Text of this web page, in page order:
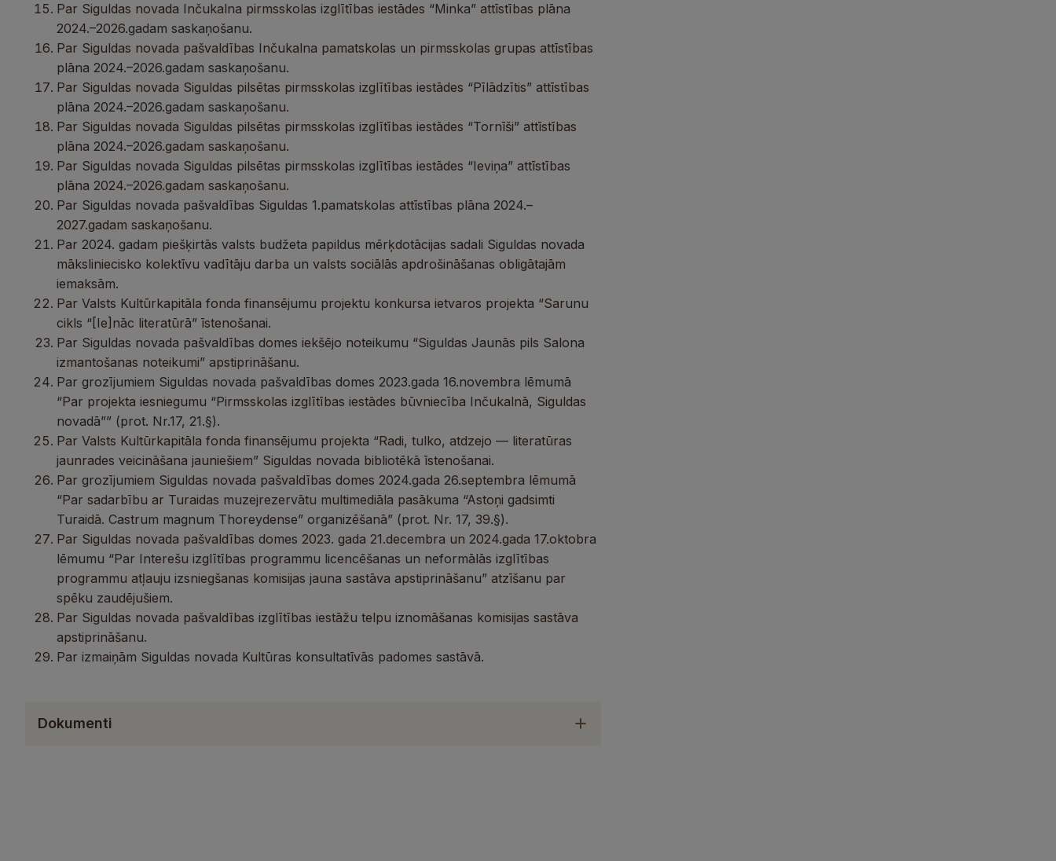
Par Siguldas novada Inčukalna pirmsskolas izglītības iestādes “Minka” attīstības plāna
2024.–2026.gadam saskaņošanu.
Par Siguldas novada pašvaldības Inčukalna pamatskolas un pirmsskolas grupas attīstības
plāna 2024.–2026.gadam saskaņošanu.
Par Siguldas novada Siguldas pilsētas pirmsskolas izglītības iestādes “Pīlādzītis” attīstības
plāna 2024.–2026.gadam saskaņošanu.
Par Siguldas novada Siguldas pilsētas pirmsskolas izglītības iestādes “Tornīši” attīstības
plāna 2024.–2026.gadam saskaņošanu.
Par Siguldas novada Siguldas pilsētas pirmsskolas izglītības iestādes “Ieviņa” attīstības
plāna 2024.–2026.gadam saskaņošanu.
Par Siguldas novada pašvaldības Siguldas 1.pamatskolas attīstības plāna 2024.–
2027.gadam saskaņošanu.
Par 2024. gadam piešķirtās valsts budžeta papildus mērķdotācijas sadali Siguldas novada
māksliniecisko kolektīvu vadītāju darba un valsts sociālās apdrošināšanas obligātajām
iemaksām.
Par Valsts Kultūrkapitāla fonda finansējumu projektu konkursa ietvaros projekta “Sarunu
cikls “[Ie]nāc literatūrā” īstenošanai.
Par Siguldas novada pašvaldības domes iekšējo noteikumu “Siguldas Jaunās pils Salona
izmantošanas noteikumi” apstiprināšanu.
Par grozījumiem Siguldas novada pašvaldības domes 2023.gada 16.novembra lēmumā
“Par projekta iesniegumu “Pirmsskolas izglītības iestādes būvniecība Inčukalnā, Siguldas
novadā”” (prot. Nr.17, 21.§).
Par Valsts Kultūrkapitāla fonda finansējumu projekta “Radi, tulko, atdzejo — literatūras
jaunrades veicināšana jauniešiem” Siguldas novada bibliotēkā īstenošanai.
Par grozījumiem Siguldas novada pašvaldības domes 2024.gada 26.septembra lēmumā
“Par sadarbību ar Turaidas muzejrezervātu multimediāla pasākuma “Astoņi gadsimti
Turaidā. Castrum magnum Thoreydense” organizēšanā” (prot. Nr. 17, 39.§).
Par Siguldas novada pašvaldības domes 2023. gada 21.decembra un 2024.gada 17.oktobra
lēmumu “Par Interešu izglītības programmu licencēšanas un neformālās izglītības
programmu atļauju izsniegšanas komisijas jauna sastāva apstiprināšanu” atzīšanu par
spēku zaudējušiem.
Par Siguldas novada pašvaldības izglītības iestāžu telpu iznomāšanas komisijas sastāva
apstiprināšanu.
Par izmaiņām Siguldas novada Kultūras konsultatīvās padomes sastāvā.
Dokumenti